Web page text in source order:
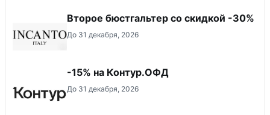
Второе бюстгальтер со скидкой -30%
До 31 декабря, 2026
-15% на Контур.ОФД
До 31 декабря, 2026